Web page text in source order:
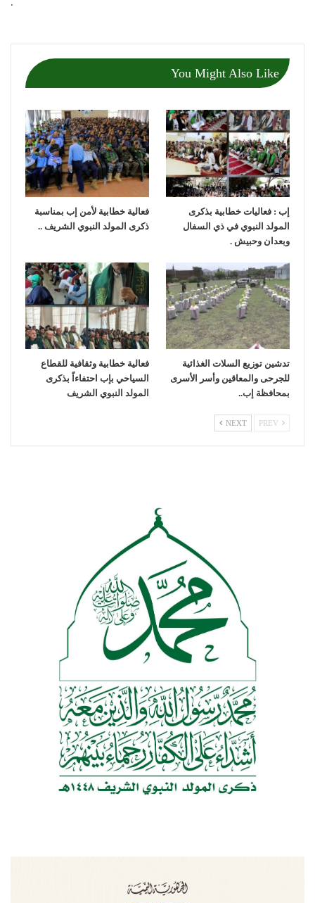
You Might Also Like
إب : فعاليات خطابية بذكرى
المولد النبوي في ذي السفال
وبعدان وحبيش .
فعالية خطابية لأمن إب بمناسبة
ذكرى المولد النبوي الشريف ..
تدشين توزيع السلات الغذائية
للجرحى والمعاقين وأسر الأسرى
بمحافظة إب..
فعالية خطابية وثقافية للقطاع
السياحي بإب احتفاءاً بذكرى
المولد النبوي الشريف
NEXT